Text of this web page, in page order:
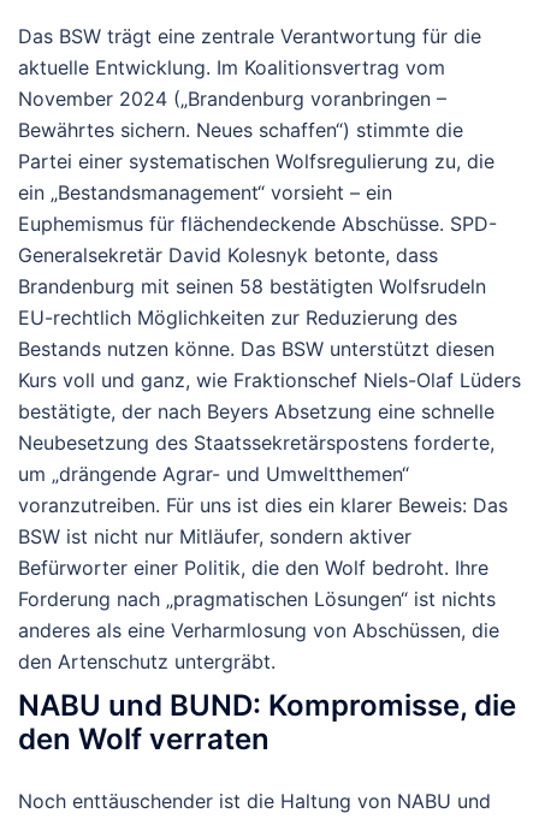
Das BSW trägt eine zentrale Verantwortung für die
aktuelle Entwicklung. Im Koalitionsvertrag vom
November 2024 („Brandenburg voranbringen –
Bewährtes sichern. Neues schaffen“) stimmte die
Partei einer systematischen Wolfsregulierung zu, die
ein „Bestandsmanagement“ vorsieht – ein
Euphemismus für flächendeckende Abschüsse. SPD-
Generalsekretär David Kolesnyk betonte, dass
Brandenburg mit seinen 58 bestätigten Wolfsrudeln
EU-rechtlich Möglichkeiten zur Reduzierung des
Bestands nutzen könne. Das BSW unterstützt diesen
Kurs voll und ganz, wie Fraktionschef Niels-Olaf Lüders
bestätigte, der nach Beyers Absetzung eine schnelle
Neubesetzung des Staatssekretärspostens forderte,
um „drängende Agrar- und Umweltthemen“
voranzutreiben. Für uns ist dies ein klarer Beweis: Das
BSW ist nicht nur Mitläufer, sondern aktiver
Befürworter einer Politik, die den Wolf bedroht. Ihre
Forderung nach „pragmatischen Lösungen“ ist nichts
anderes als eine Verharmlosung von Abschüssen, die
den Artenschutz untergräbt.
NABU und BUND: Kompromisse, die
den Wolf verraten
Noch enttäuschender ist die Haltung von NABU und